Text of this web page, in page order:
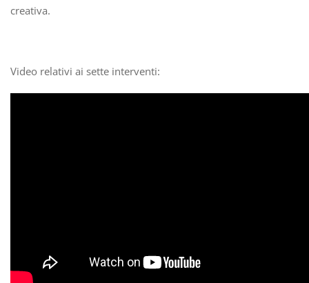
creativa.
Video relativi ai sette interventi: